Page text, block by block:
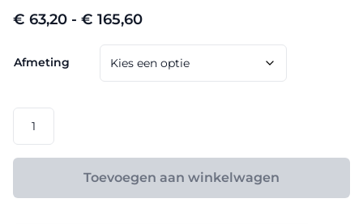
€ 63,20 - € 165,60Prijsklasse:
€ 63,20
tot
€ 165,60
Afmeting
model
BB12l
III
Toevoegen aan winkelwagen